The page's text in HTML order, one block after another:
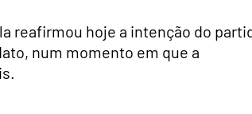
reafirmou hoje a intenção do
num momento em que a